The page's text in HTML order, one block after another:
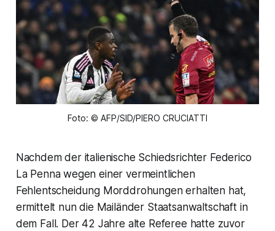
Foto: © AFP/SID/PIERO CRUCIATTI
Nachdem der italienische Schiedsrichter Federico
La Penna wegen einer vermeintlichen
Fehlentscheidung Morddrohungen erhalten hat,
ermittelt nun die Mailänder Staatsanwaltschaft in
dem Fall. Der 42 Jahre alte Referee hatte zuvor